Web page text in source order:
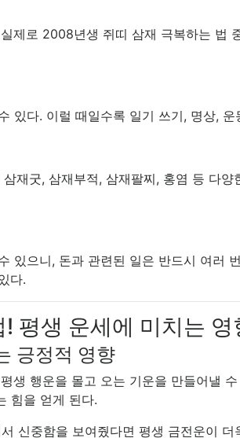
제로 2008년생 쥐띠 삼재 극복하는 법
있다. 이럴 때일수록 일기 쓰기, 명상,
재굿, 삼재부적, 삼재팔찌, 홍염 등 다
있으니, 돈과 관련된 일은 반드시 여러
다.
평생 운세에 미치는 영
긍정적 영향
생 행운을 몰고 오는 기운을 만들어낼
힘을 얻게 된다.
신중함을 보여줬다면 평생 금전운이